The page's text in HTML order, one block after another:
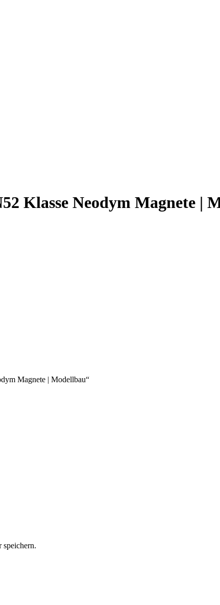
Klasse Neodym Magnete |
Magnete | Modellbau“
speichern.